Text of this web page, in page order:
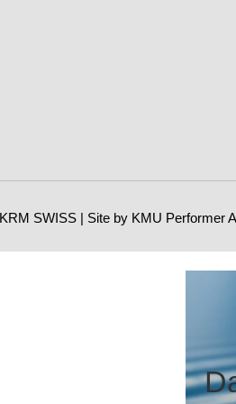
SWISS | Site by KMU Performer